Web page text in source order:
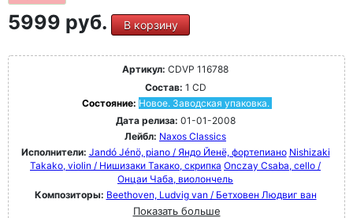
5999 руб. В корзину
Артикул: CDVP 116788
Состав: 1 CD
Состояние: Новое. Заводская упаковка.
Дата релиза: 01-01-2008
Лейбл: Naxos Classics
Исполнители: Jandó Jénö, piano / Яндо Йенё, фортепиано Nishizaki
Takako, violin / Нишизаки Такако, скрипка Onczay Csaba, cello /
Онцаи Чаба, виолончель
Композиторы: Beethoven, Ludvig van / Бетховен Людвиг ван
Показать больше